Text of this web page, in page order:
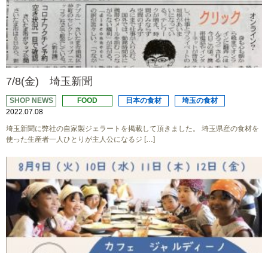
7/8(金) 埼玉新聞
SHOP NEWS FOOD 日本の食材
埼玉の食材
2022.07.08
埼玉新聞に弊社の自家製ジェラートを掲載して頂きました。 埼玉県産の食材を
使った生産者一人ひとりが主人公になるジ […]